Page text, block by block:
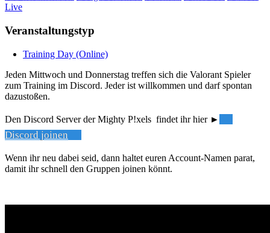
Live
Veranstaltungstyp
Training Day (Online)
Jeden Mittwoch und Donnerstag treffen sich die Valorant Spieler
zum Training im Discord. Jeder ist willkommen und darf spontan
dazustoßen.
Den Discord Server der Mighty P!xels findet ihr hier ►
Discord joinen
Wenn ihr neu dabei seid, dann haltet euren Account-Namen parat,
damit ihr schnell den Gruppen joinen könnt.